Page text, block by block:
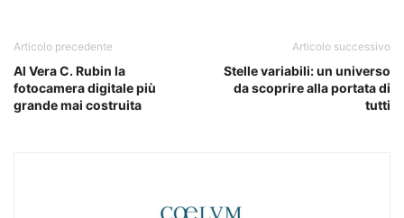
Articolo precedente
Al Vera C. Rubin la
fotocamera digitale più
grande mai costruita
Articolo successivo
Stelle variabili: un universo
da scoprire alla portata di
tutti